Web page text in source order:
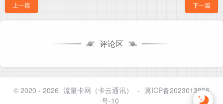
上一篇 下一篇
评论区
© 2020 - 2026 流量卡网（卡云通讯） - 冀ICP备2023013996
号-10